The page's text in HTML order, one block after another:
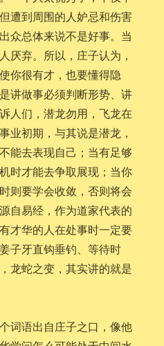
遭到周围的人妒忌和伤害
众总体来说不是好事。当
厌弃。所以，庄子认为，
你很有才，也要懂得隐
讲做事必须判断形势、讲
人们，潜龙勿用，飞龙在
业初期，与其说是潜龙，
能去表现自己；当有足够
时才能去争取展现；当你
则要学会收敛，否则将会
自易经，作为道家代表的
才华的人在处事时一定要
子牙直钩垂钓、等待时
龙蛇之变，其实讲的就是
词语出自庄子之口，像他